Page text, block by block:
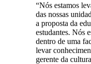
“Nós estamos
das nossas
a proposta da
estudantes. Nós
dentro de uma
levar
gerente da